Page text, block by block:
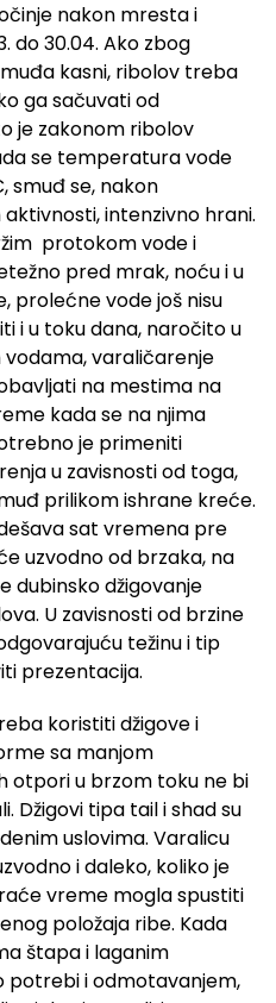
nakon mresta i
do 30.04. Ako zbog
kasni, ribolov treba
ga sačuvati od
je zakonom ribolov
se temperatura vode
smuđ se, nakon
intenzivno hrani.
protokom vode i
pred mrak, noću i u
prolećne vode još nisu
i u toku dana, naročito u
vodama, varaličarenje
na mestima na
kada se na njima
je primeniti
u zavisnosti od toga,
prilikom ishrane kreće.
sat vremena pre
uzvodno od brzaka, na
dubinsko džigovanje
U zavisnosti od brzine
težinu i tip
prezentacija.
koristiti džigove i
sa manjom
otpori u brzom toku ne bi
Džigovi tipa tail i shad su
uslovima. Varalicu
i daleko, koliko je
vreme mogla spustiti
položaja ribe. Kada
štapa i laganim
potrebi i odmotavanjem,